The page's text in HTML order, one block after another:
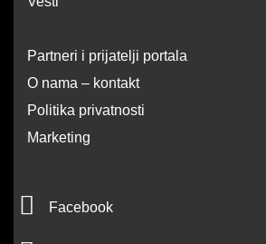
Partneri i prijatelji portala
O nama – kontakt
Politika privatnosti
Marketing
F
Facebook